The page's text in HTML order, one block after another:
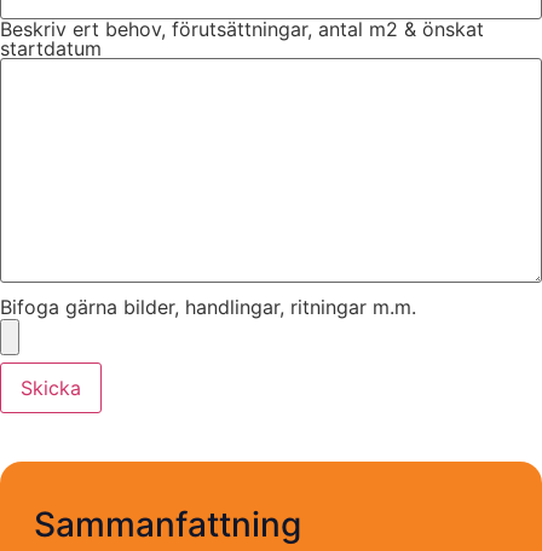
Beskriv ert behov, förutsättningar, antal m2 & önskat
startdatum
Bifoga gärna bilder, handlingar, ritningar m.m.
Skicka
Sammanfattning